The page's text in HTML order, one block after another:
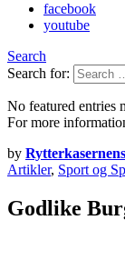
facebook
youtube
Search
Search for:
No featured entries
For more
by
Artikler, Sport og
Godlike